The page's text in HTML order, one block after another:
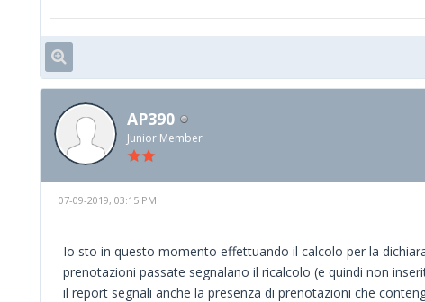
AP390
Junior Member
07-09-2019, 03:15 PM
Io sto in questo momento effettuando il calcolo per la
prenotazioni passate segnalano il ricalcolo (e quindi non
il report segnali anche la presenza di prenotazioni che